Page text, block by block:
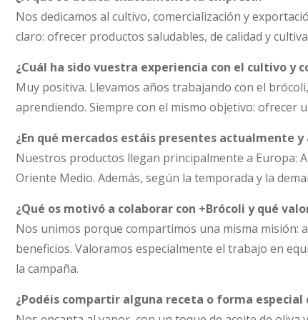
Nos dedicamos al cultivo, comercialización y
claro: ofrecer productos saludables, de calidad y
¿Cuál ha sido vuestra experiencia con el cultivo y
Muy positiva. Llevamos años trabajando con el
aprendiendo. Siempre con el mismo objetivo: ofrecer
¿En qué mercados estáis presentes actualmente
Nuestros productos llegan principalmente a Europa:
Oriente Medio. Además, según la temporada y la
¿Qué os motivó a colaborar con +Brócoli y qué
Nos unimos porque compartimos una misma misión:
beneficios. Valoramos especialmente el trabajo en
la campaña.
¿Podéis compartir alguna receta o forma